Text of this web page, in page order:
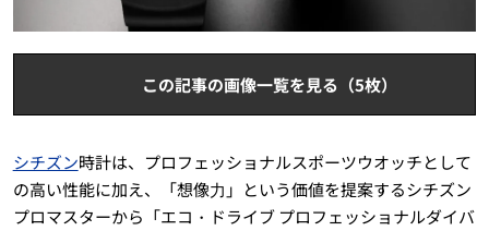
この記事の画像一覧を見る（5枚）
シチズン時計は、プロフェッショナルスポーツウオッチとして
の高い性能に加え、「想像⼒」という価値を提案するシチズン
プロマスターから「エコ・ドライブ プロフェッショナルダイバ